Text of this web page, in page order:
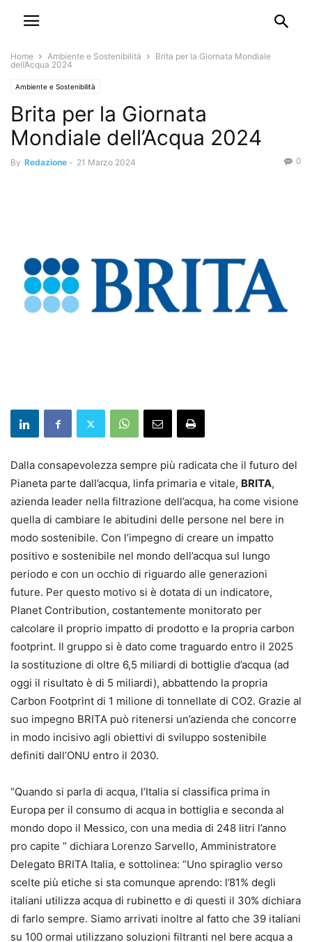
Home Ambiente e Sostenibilità
Brita per la Giornata Mondiale
dell’Acqua 2024
Ambiente e Sostenibilità
Brita per la Giornata
Mondiale dell’Acqua 2024
By Redazione - 21 Marzo 2024 0
Dalla consapevolezza sempre più radicata che il futuro del
Pianeta parte dall’acqua, linfa primaria e vitale, BRITA,
azienda leader nella filtrazione dell’acqua, ha come visione
quella di cambiare le abitudini delle persone nel bere in
modo sostenibile. Con l’impegno di creare un impatto
positivo e sostenibile nel mondo dell’acqua sul lungo
periodo e con un occhio di riguardo alle generazioni
future. Per questo motivo si è dotata di un indicatore,
Planet Contribution, costantemente monitorato per
calcolare il proprio impatto di prodotto e la propria carbon
footprint. Il gruppo si è dato come traguardo entro il 2025
la sostituzione di oltre 6,5 miliardi di bottiglie d’acqua (ad
oggi il risultato è di 5 miliardi), abbattendo la propria
Carbon Footprint di 1 milione di tonnellate di CO2. Grazie al
suo impegno BRITA può ritenersi un’azienda che concorre
in modo incisivo agli obiettivi di sviluppo sostenibile
definiti dall’ONU entro il 2030.
“Quando si parla di acqua, l’Italia si classifica prima in
Europa per il consumo di acqua in bottiglia e seconda al
mondo dopo il Messico, con una media di 248 litri l’anno
pro capite ” dichiara Lorenzo Sarvello, Amministratore
Delegato BRITA Italia, e sottolinea: “Uno spiraglio verso
scelte più etiche si sta comunque aprendo: l’81% degli
italiani utilizza acqua di rubinetto e di questi il 30% dichiara
di farlo sempre. Siamo arrivati inoltre al fatto che 39 italiani
su 100 ormai utilizzano soluzioni filtranti nel bere acqua a